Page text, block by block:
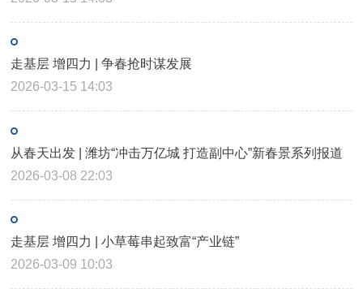
走基层 增四力 | 争春抢时谋发展
2026-03-15 14:03
从春天出发 | 潍坊“冲击万亿城 打造副中心”新春景系列报道
2026-03-08 22:03
走基层 增四力 | 小草莓串起致富“产业链”
2026-03-09 10:03